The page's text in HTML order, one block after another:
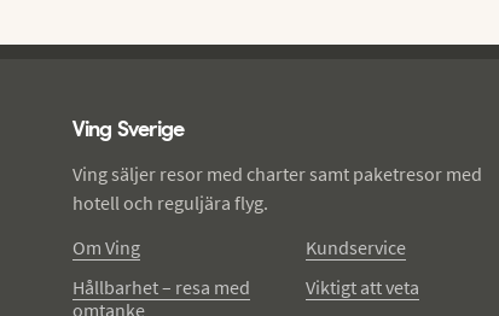
Ving Sverige
Ving säljer resor med charter samt paketresor med
hotell och reguljära flyg.
Om Ving
Hållbarhet – resa med
omtanke
Kundservice
Viktigt att veta